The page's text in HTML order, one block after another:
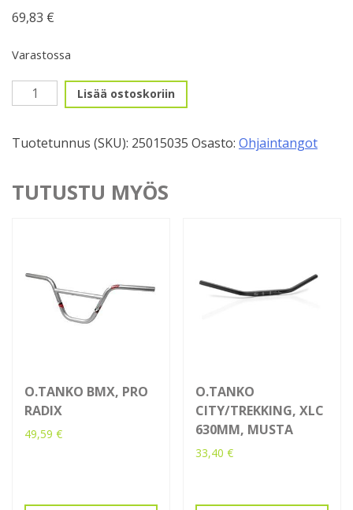
69,83 €
Varastossa
O.tanko
MTB,
Ride
780mm
määrä
Lisää ostoskoriin
Tuotetunnus (SKU): 25015035 Osasto: Ohjaintangot
TUTUSTU MYÖS
O.TANKO BMX, PRO
RADIX
49,59 €
O.TANKO
CITY/TREKKING, XLC
630MM, MUSTA
33,40€